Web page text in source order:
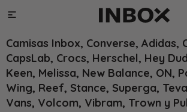

Camisas Inbox, Converse, Adidas,
CapsLab, Crocs, Herschel, Hey
Keen, Melissa, New Balance, ON,
Wing, Reef, Stance, Superga,
Vans, Volcom, Vibram, Trown y